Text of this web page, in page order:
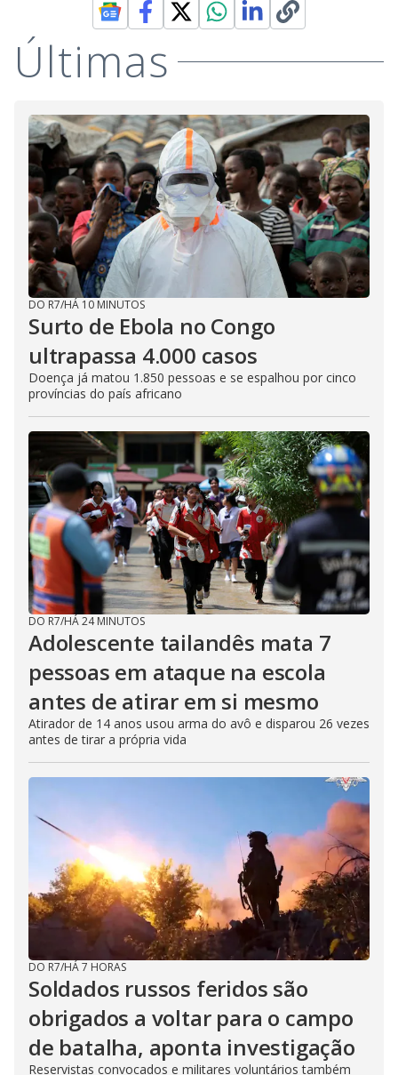
Últimas
DO R7/HÁ 10 MINUTOS
Surto de Ebola no Congo
ultrapassa 4.000 casos
Doença já matou 1.850 pessoas e se espalhou por cinco
províncias do país africano
DO R7/HÁ 24 MINUTOS
Adolescente tailandês mata 7
pessoas em ataque na escola
antes de atirar em si mesmo
Atirador de 14 anos usou arma do avô e disparou 26 vezes
antes de tirar a própria vida
DO R7/HÁ 7 HORAS
Soldados russos feridos são
obrigados a voltar para o campo
de batalha, aponta investigação
Reservistas convocados e militares voluntários também